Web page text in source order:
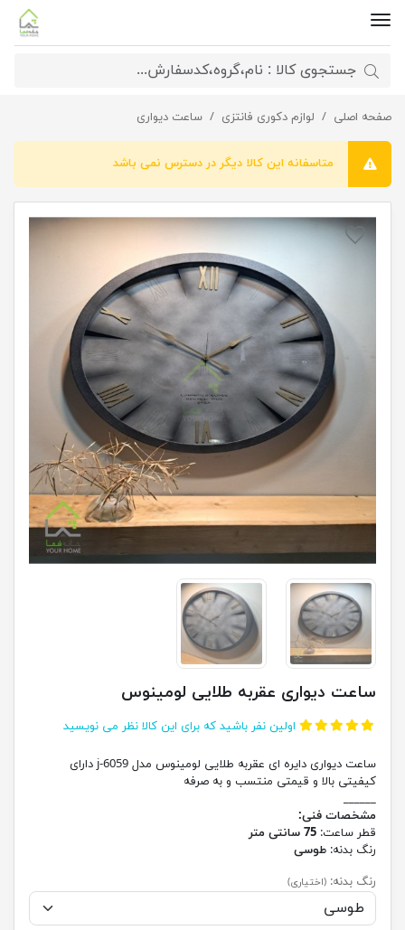
صفحه اصلی لوازم دکوری فانتزی ساعت دیواریساعت دیواری عقربه طلایی لومینوس
متاسفانه این کالا دیگر در دسترس نمی باشد
ساعت دیواری عقربه طلایی لومینوس
اولین نفر باشید که برای این کالا نظر می نویسید
ساعت دیواری دایره ای عقربه طلایی لومینوس مدل j-6059 دارای
کیفیتی بالا و قیمتی منتسب و به صرفه
______
مشخصات فنی:
قطر ساعت: 75 سانتی متر
رنگ بدنه: طوسی
رنگ بدنه: (اختیاری)